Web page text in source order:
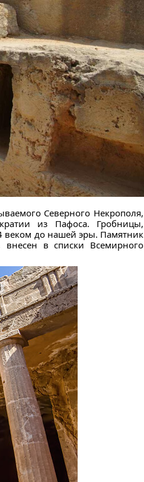
Северного Некрополя,
из Пафоса. Гробницы,
веком до нашей эры. Памятник
внесен в списки Всемирного